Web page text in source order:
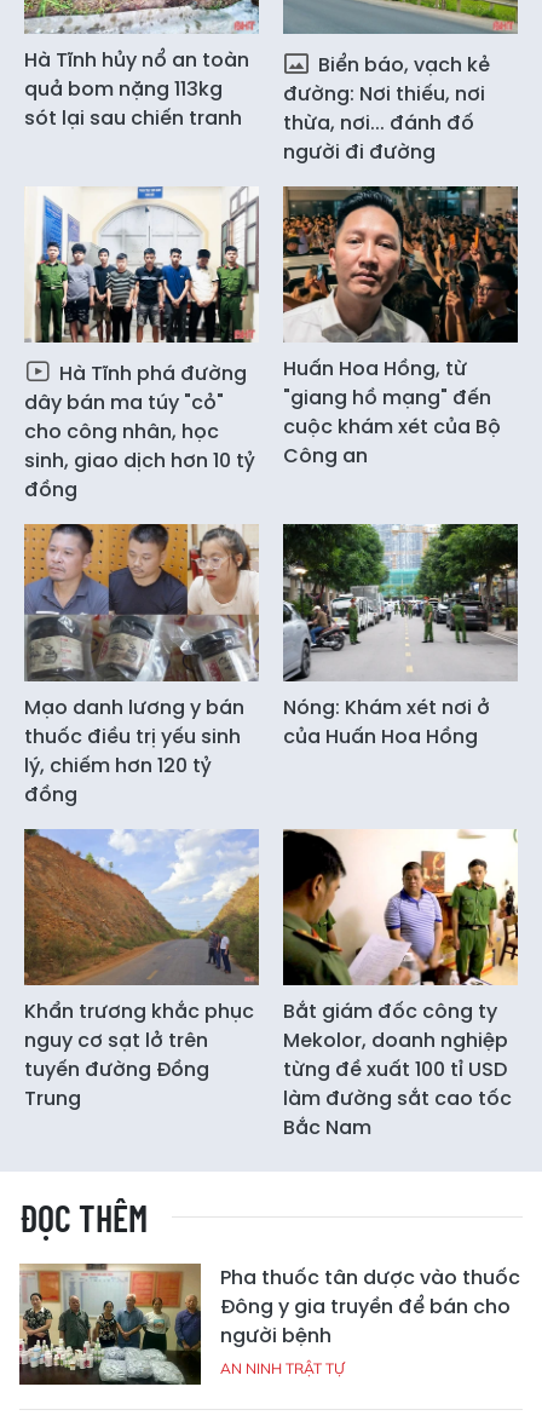
Hà Tĩnh hủy nổ an toàn
quả bom nặng 113kg
sót lại sau chiến tranh
Biển báo, vạch kẻ
đường: Nơi thiếu, nơi
thừa, nơi... đánh đố
người đi đường
Hà Tĩnh phá đường
dây bán ma túy "cỏ"
cho công nhân, học
sinh, giao dịch hơn 10 tỷ
đồng
Huấn Hoa Hồng, từ
"giang hồ mạng" đến
cuộc khám xét của Bộ
Công an
Mạo danh lương y bán
thuốc điều trị yếu sinh
lý, chiếm hơn 120 tỷ
đồng
Nóng: Khám xét nơi ở
của Huấn Hoa Hồng
Khẩn trương khắc phục
nguy cơ sạt lở trên
tuyến đường Đồng
Trung
Bắt giám đốc công ty
Mekolor, doanh nghiệp
từng đề xuất 100 tỉ USD
làm đường sắt cao tốc
Bắc Nam
ĐỌC THÊM
Pha thuốc tân dược vào thuốc
Đông y gia truyền để bán cho
người bệnh
AN NINH TRẬT TỰ